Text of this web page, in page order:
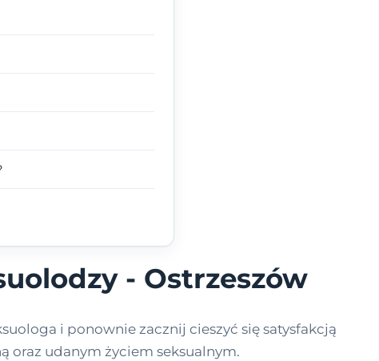
- Ostrzeszów
i ponownie zacznij cieszyć się satysfakcją
oraz udanym życiem seksualnym.